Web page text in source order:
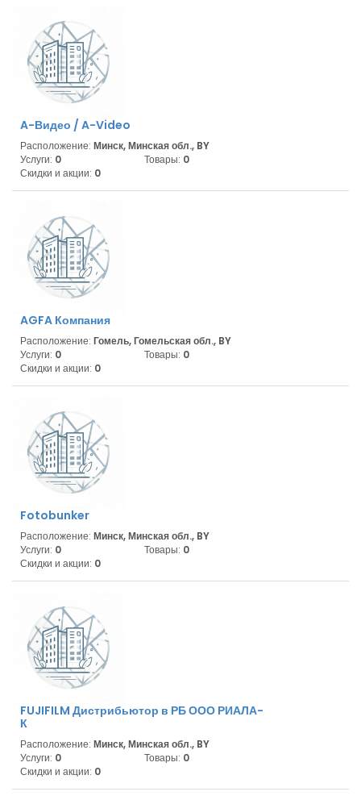
A-Видео / A-Video
Расположение: Минск, Минская обл., BY
Услуги: 0 Товары: 0
Скидки и акции: 0
AGFA Компания
Расположение: Гомель, Гомельская обл., BY
Услуги: 0 Товары: 0
Скидки и акции: 0
Fotobunker
Расположение: Минск, Минская обл., BY
Услуги: 0 Товары: 0
Скидки и акции: 0
FUJIFILM Дистрибьютор в РБ ООО РИАЛА-
К
Расположение: Минск, Минская обл., BY
Услуги: 0 Товары: 0
Скидки и акции: 0